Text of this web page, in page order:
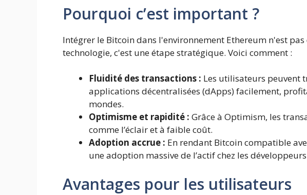
Pourquoi c’est important ?
Intégrer le Bitcoin dans l'environnement Ethereum n'est
technologie, c'est une étape stratégique. Voici comment :
Fluidité des transactions : Les utilisateurs peuvent
applications décentralisées (dApps) facilement,
mondes.
Optimisme et rapidité : Grâce à Optimism, les
comme l’éclair et à faible coût.
Adoption accrue : En rendant Bitcoin compatible
une adoption massive de l’actif chez les
Avantages pour les utilisateurs